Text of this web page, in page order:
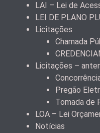
LAI – Lei de
LEI DE PLANO
Licitações
Chamada
Licitações –
Pregão
Tomada de
LOA – Lei
Notícias